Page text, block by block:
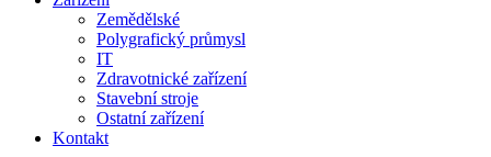
Zemědělské
Polygrafický průmysl
IT
Zdravotnické zařízení
Stavební stroje
Ostatní zařízení
Kontakt